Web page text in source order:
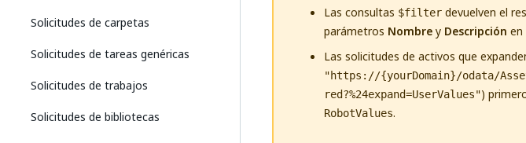
Solicitudes de carpetas
Solicitudes de tareas genéricas
Solicitudes de trabajos
Solicitudes de bibliotecas
Las consultas $filter devuelven el
parámetros Nombrey Descripción en
Las solicitudes de activos que
"https://{yourDomain}/odata/
red?%24expand=UserValues")
RobotValues.